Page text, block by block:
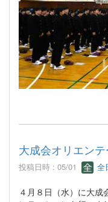
大成会オリエン
投稿日時 : 05/01 全
４月８日（水）に大成